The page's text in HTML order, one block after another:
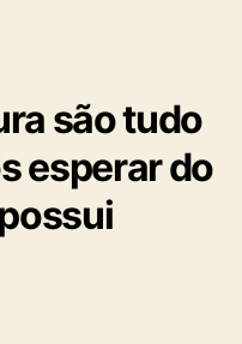
são tudo
esperar do